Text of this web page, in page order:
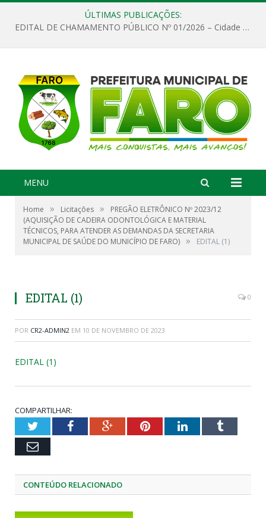
ÚLTIMAS PUBLICAÇÕES:
EDITAL DE CHAMAMENTO PÚBLICO Nº 01/2026 – Cidade de Faro
MENU
Home » Licitações »
PREGÃO ELETRÔNICO Nº 2023/12
(AQUISIÇÃO DE CADEIRA ODONTOLÓGICA E MATERIAL
TÉCNICOS, PARA ATENDER AS DEMANDAS DA SECRETARIA
MUNICIPAL DE SAÚDE DO MUNICÍPIO DE FARO) » EDITAL (1)
EDITAL (1) 0
POR CR2-ADMIN2 EM 10 DE NOVEMBRO DE 2023
EDITAL (1)
COMPARTILHAR:
TwitterFacebookGoogle+PinterestLinkedInTumblr
Email
CONTEÚDO RELACIONADO